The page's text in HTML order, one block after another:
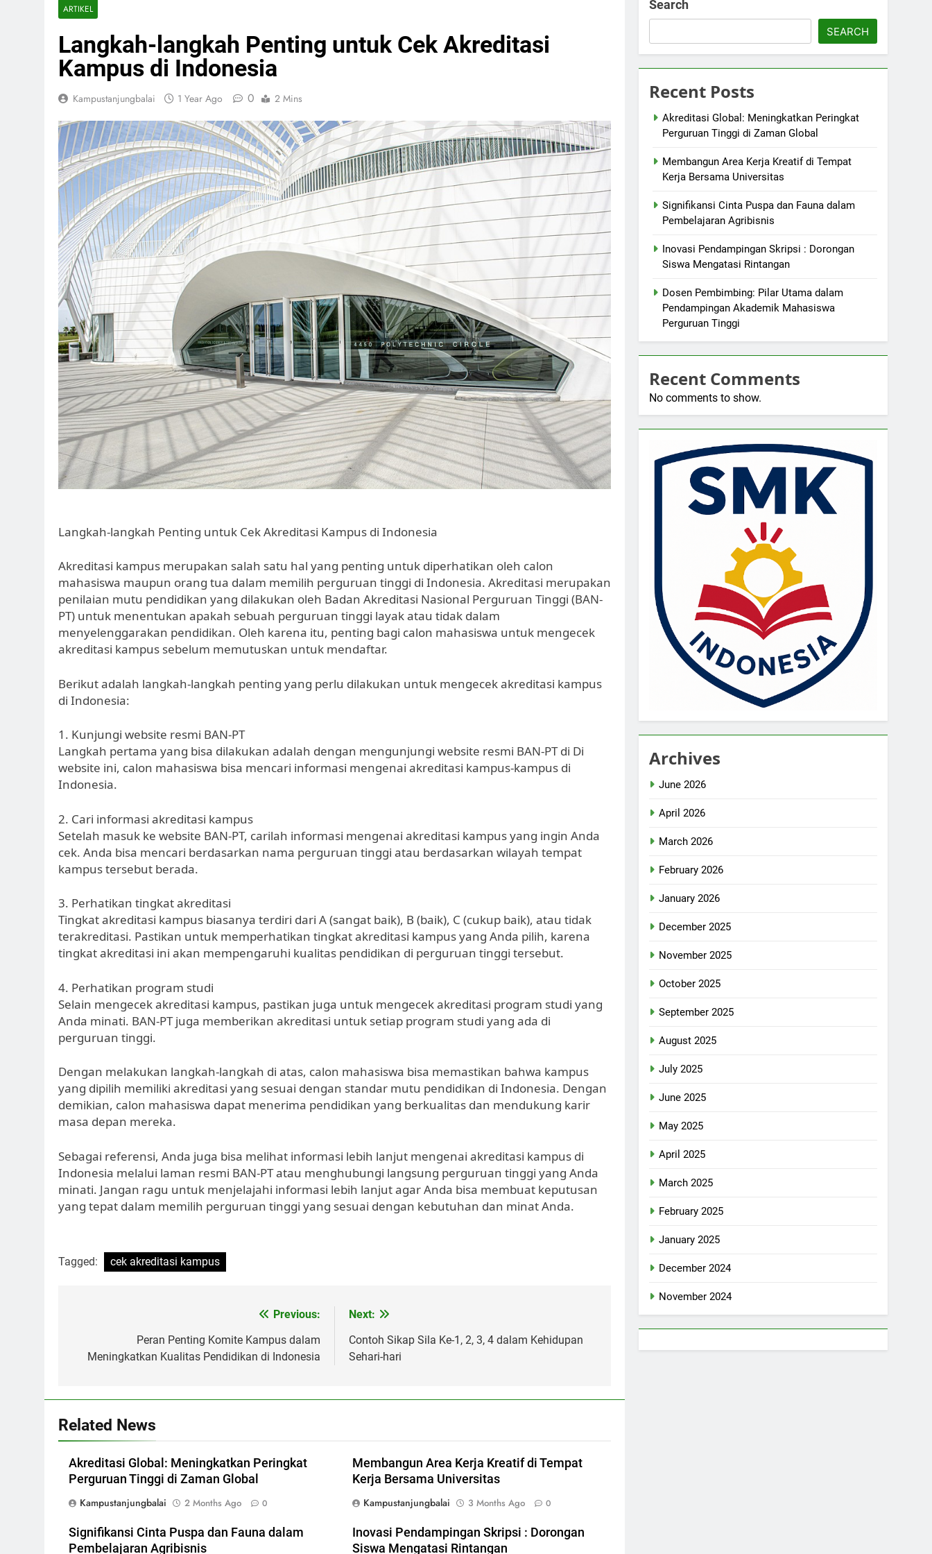
ARTIKEL
Langkah-langkah Penting untuk Cek Akreditasi
Kampus di Indonesia
Kampustanjungbalai 1 Year Ago 0 2 Mins
Langkah-langkah Penting untuk Cek Akreditasi Kampus di Indonesia
Akreditasi kampus merupakan salah satu hal yang penting untuk diperhatikan oleh calon
mahasiswa maupun orang tua dalam memilih perguruan tinggi di Indonesia. Akreditasi merupakan
penilaian mutu pendidikan yang dilakukan oleh Badan Akreditasi Nasional Perguruan Tinggi (BAN-
PT) untuk menentukan apakah sebuah perguruan tinggi layak atau tidak dalam
menyelenggarakan pendidikan. Oleh karena itu, penting bagi calon mahasiswa untuk mengecek
akreditasi kampus sebelum memutuskan untuk mendaftar.
Berikut adalah langkah-langkah penting yang perlu dilakukan untuk mengecek akreditasi kampus
di Indonesia:
1. Kunjungi website resmi BAN-PT
Langkah pertama yang bisa dilakukan adalah dengan mengunjungi website resmi BAN-PT di Di
website ini, calon mahasiswa bisa mencari informasi mengenai akreditasi kampus-kampus di
Indonesia.
2. Cari informasi akreditasi kampus
Setelah masuk ke website BAN-PT, carilah informasi mengenai akreditasi kampus yang ingin Anda
cek. Anda bisa mencari berdasarkan nama perguruan tinggi atau berdasarkan wilayah tempat
kampus tersebut berada.
3. Perhatikan tingkat akreditasi
Tingkat akreditasi kampus biasanya terdiri dari A (sangat baik), B (baik), C (cukup baik), atau tidak
terakreditasi. Pastikan untuk memperhatikan tingkat akreditasi kampus yang Anda pilih, karena
tingkat akreditasi ini akan mempengaruhi kualitas pendidikan di perguruan tinggi tersebut.
4. Perhatikan program studi
Selain mengecek akreditasi kampus, pastikan juga untuk mengecek akreditasi program studi yang
Anda minati. BAN-PT juga memberikan akreditasi untuk setiap program studi yang ada di
perguruan tinggi.
Dengan melakukan langkah-langkah di atas, calon mahasiswa bisa memastikan bahwa kampus
yang dipilih memiliki akreditasi yang sesuai dengan standar mutu pendidikan di Indonesia. Dengan
demikian, calon mahasiswa dapat menerima pendidikan yang berkualitas dan mendukung karir
masa depan mereka.
Sebagai referensi, Anda juga bisa melihat informasi lebih lanjut mengenai akreditasi kampus di
Indonesia melalui laman resmi BAN-PT atau menghubungi langsung perguruan tinggi yang Anda
minati. Jangan ragu untuk menjelajahi informasi lebih lanjut agar Anda bisa membuat keputusan
yang tepat dalam memilih perguruan tinggi yang sesuai dengan kebutuhan dan minat Anda.
Tagged: cek akreditasi kampus
navigation
Previous:
Peran Penting Komite Kampus dalam
Meningkatkan Kualitas Pendidikan di Indonesia
Next:
Contoh Sikap Sila Ke-1, 2, 3, 4 dalam Kehidupan
Sehari-hari
Related News
Akreditasi Global: Meningkatkan Peringkat
Perguruan Tinggi di Zaman Global
Kampustanjungbalai
2 Months Ago 0
Membangun Area Kerja Kreatif di Tempat
Kerja Bersama Universitas
Kampustanjungbalai
3 Months Ago 0
Signifikansi Cinta Puspa dan Fauna dalam
Pembelajaran Agribisnis
Inovasi Pendampingan Skripsi : Dorongan
Siswa Mengatasi Rintangan
Search
SEARCH
Recent Posts
Akreditasi Global: Meningkatkan Peringkat
Perguruan Tinggi di Zaman Global
Membangun Area Kerja Kreatif di Tempat
Kerja Bersama Universitas
Signifikansi Cinta Puspa dan Fauna dalam
Pembelajaran Agribisnis
Inovasi Pendampingan Skripsi : Dorongan
Siswa Mengatasi Rintangan
Dosen Pembimbing: Pilar Utama dalam
Pendampingan Akademik Mahasiswa
Perguruan Tinggi
Recent Comments
No comments to show.
Archives
June 2026
April 2026
March 2026
February 2026
January 2026
December 2025
November 2025
October 2025
September 2025
August 2025
July 2025
June 2025
May 2025
April 2025
March 2025
February 2025
January 2025
December 2024
November 2024